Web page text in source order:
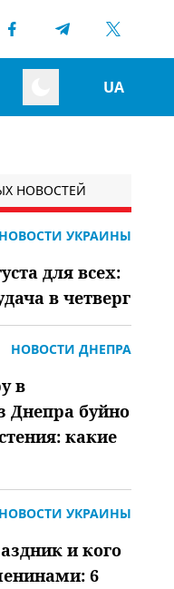
UA
НОВОСТЕЙ
НОВОСТИ УКРАИНЫ
для всех:
в четверг
НОВОСТИ ДНЕПРА
в
Днепра буйно
какие
НОВОСТИ УКРАИНЫ
и кого
6